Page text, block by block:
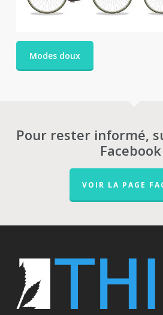
Modes doux
Pour rester informé,
Facebook
VOIR LA PAGE